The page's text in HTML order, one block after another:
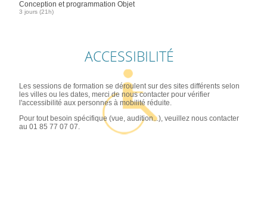
Conception et programmation Objet
3 jours (21h)
ACCESSIBILITÉ
Les sessions de formation se déroulent sur des sites différents selon
les villes ou les dates, merci de nous contacter pour vérifier
l'accessibilité aux personnes à mobilité réduite.
Pour tout besoin spécifique (vue, audition...), veuillez nous contacter
au 01 85 77 07 07.